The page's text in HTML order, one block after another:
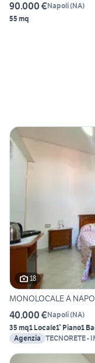
90.000 €Napoli(NA)
55 mq
18
MONOLOCALE A
40.000 €Napoli(NA)
35 mq1 Locale1° Piano1
Agenzia TECNORETE -